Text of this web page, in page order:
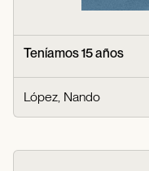
Teníamos 15 años
López, Nando